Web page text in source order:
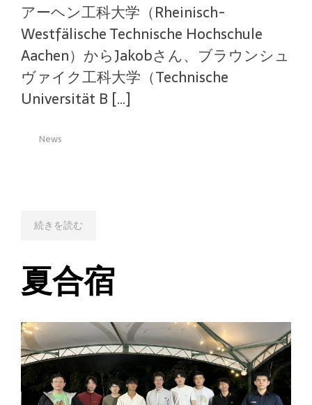
アーヘン工科大学（Rheinisch-
Westfälische Technische Hochschule
Aachen）からJakobさん、ブラウンシュ
ヴァイク工科大学（Technische
Universität B […]
News
続きを読む
夏合宿